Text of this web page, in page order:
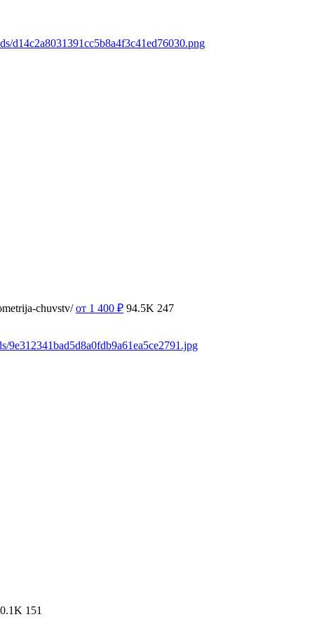
d14c2a8031391cc5b8a4f3c41ed76030.png
chuvstv/ от 1 400 ₽ 94.5K 247
9e312341bad5d8a0fdb9a61ea5ce2791.jpg
151